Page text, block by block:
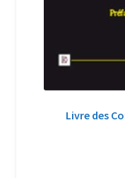
Suivi de la
Livre des